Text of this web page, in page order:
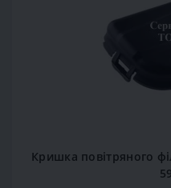
Кришка повітряного